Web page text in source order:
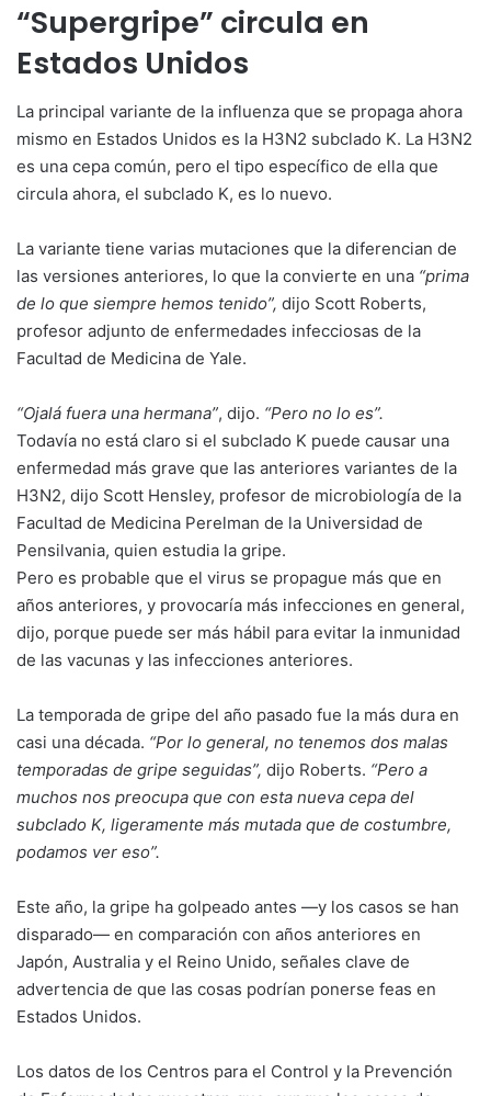
“Supergripe” circula en
Estados Unidos
La principal variante de la influenza que se propaga ahora
mismo en Estados Unidos es la H3N2 subclado K. La H3N2
es una cepa común, pero el tipo específico de ella que
circula ahora, el subclado K, es lo nuevo.
La variante tiene varias mutaciones que la diferencian de
las versiones anteriores, lo que la convierte en una “prima
de lo que siempre hemos tenido”, dijo Scott Roberts,
profesor adjunto de enfermedades infecciosas de la
Facultad de Medicina de Yale.
“Ojalá fuera una hermana”, dijo. “Pero no lo es”.
Todavía no está claro si el subclado K puede causar una
enfermedad más grave que las anteriores variantes de la
H3N2, dijo Scott Hensley, profesor de microbiología de la
Facultad de Medicina Perelman de la Universidad de
Pensilvania, quien estudia la gripe.
Pero es probable que el virus se propague más que en
años anteriores, y provocaría más infecciones en general,
dijo, porque puede ser más hábil para evitar la inmunidad
de las vacunas y las infecciones anteriores.
La temporada de gripe del año pasado fue la más dura en
casi una década. “Por lo general, no tenemos dos malas
temporadas de gripe seguidas”, dijo Roberts. “Pero a
muchos nos preocupa que con esta nueva cepa del
subclado K, ligeramente más mutada que de costumbre,
podamos ver eso”.
Este año, la gripe ha golpeado antes —y los casos se han
disparado— en comparación con años anteriores en
Japón, Australia y el Reino Unido, señales clave de
advertencia de que las cosas podrían ponerse feas en
Estados Unidos.
Los datos de los Centros para el Control y la Prevención